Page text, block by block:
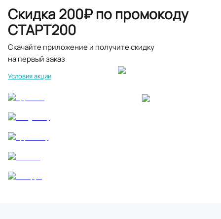
Скидка 200₽ по промокоду
СТАРТ200
Скачайте приложение и получите скидку
на первый заказ
Условия акции